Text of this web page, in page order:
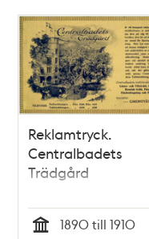
Reklamtryck.
Centralbadets
Trädgård
1890 till 1910